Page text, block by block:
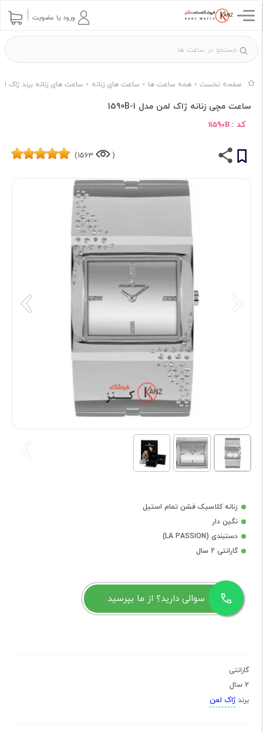
ورود یا عضویت
صفحه نخست همه ساعت ها ساعت های زنانه ساعت های زنانه برند ژاک
ساعت مچی زنانه ژاک لمن مدل 1-1590B
کد : 11590B
(
1563)
زنانه کلاسیک فشن تمام استیل
نگین دار
دستبندی (LA PASSION)
گارانتی 2 سال
سوالی دارید؟ از ما بپرسید
گارانتی
2 سال
برند ژاک لمن